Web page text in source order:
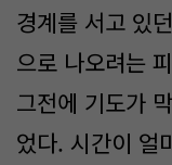
경계를 서고 있
으로 나오려는
그전에 기도가
었다. 시간이 얼